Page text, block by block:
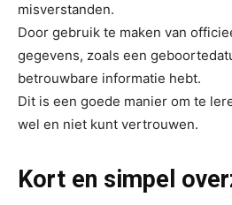
misverstanden.
Door gebruik te maken van
gegevens, zoals een
betrouwbare informatie hebt.
Dit is een goede manier om te
wel en niet kunt vertrouwen.
Kort en simpel